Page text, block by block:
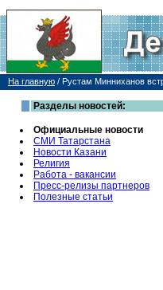
На главную / Рустам Минниханов
Разделы новостей:
Официальные новости
СМИ Татарстана
Новости Казани
Религия
Работа - вакансии
Пресс-релизы партнеров
Полезные статьи